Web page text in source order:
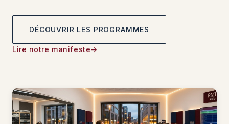
DÉCOUVRIR LES PROGRAMMES
Lire notre manifeste